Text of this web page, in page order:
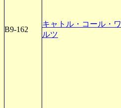
B9-162
キャトル・コール・ワ
ルツ